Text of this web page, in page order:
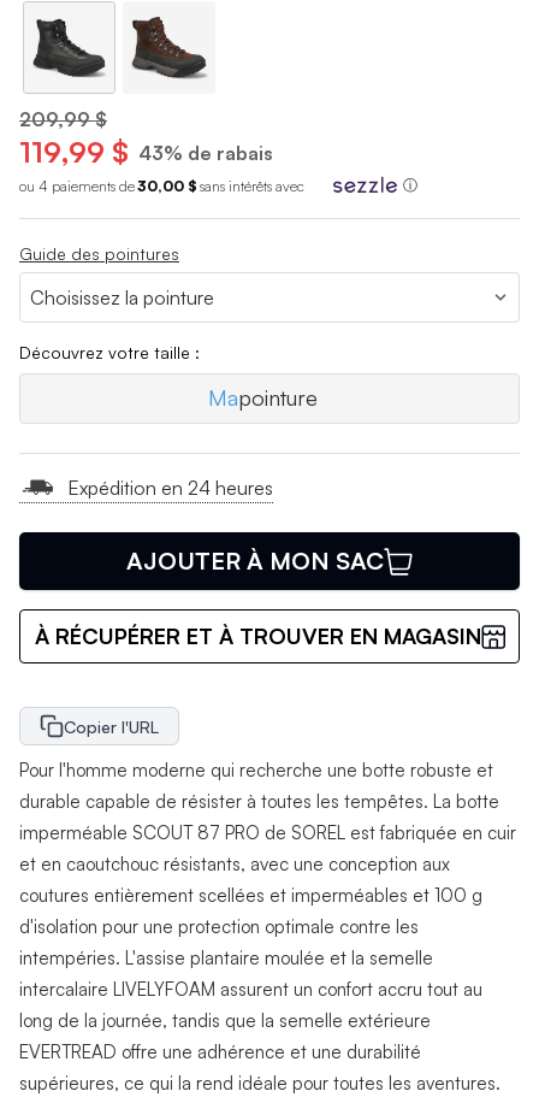
209,99 $
119,99 $ 43% de rabais
ou 4 paiements de30,00 $ sans intérêts avec ⓘ
Guide des pointures
Découvrez votre taille :
Mapointure
Expédition en 24 heures
AJOUTER À MON SAC
À RÉCUPÉRER ET À TROUVER EN MAGASIN
Copier l'URL
Pour l'homme moderne qui recherche une botte robuste et
durable capable de résister à toutes les tempêtes. La botte
imperméable SCOUT 87 PRO de SOREL est fabriquée en cuir
et en caoutchouc résistants, avec une conception aux
coutures entièrement scellées et imperméables et 100 g
d'isolation pour une protection optimale contre les
intempéries. L'assise plantaire moulée et la semelle
intercalaire LIVELYFOAM assurent un confort accru tout au
long de la journée, tandis que la semelle extérieure
EVERTREAD offre une adhérence et une durabilité
supérieures, ce qui la rend idéale pour toutes les aventures.